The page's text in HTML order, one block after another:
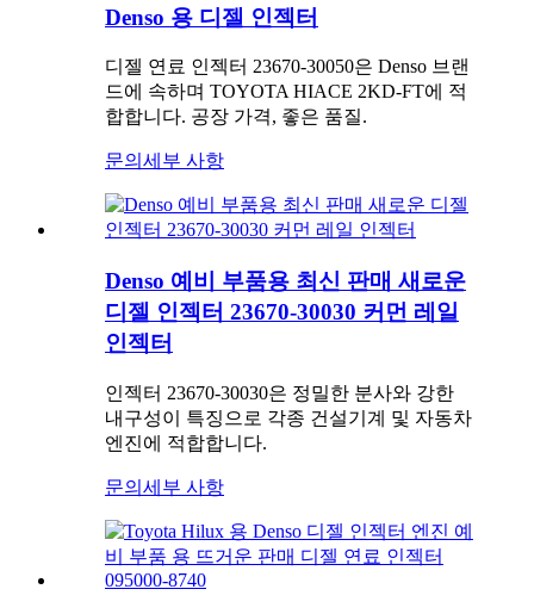
Denso 용 디젤 인젝터
디젤 연료 인젝터 23670-30050은 Denso 브랜
드에 속하며 TOYOTA HIACE 2KD-FT에 적
합합니다. 공장 가격, 좋은 품질.
문의 세부 사항
Denso 예비 부품용 최신 판매 새로운
디젤 인젝터 23670-30030 커먼 레일
인젝터
인젝터 23670-30030은 정밀한 분사와 강한
내구성이 특징으로 각종 건설기계 및 자동차
엔진에 적합합니다.
문의 세부 사항